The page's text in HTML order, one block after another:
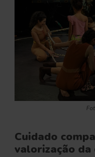
Cuidado
valorização